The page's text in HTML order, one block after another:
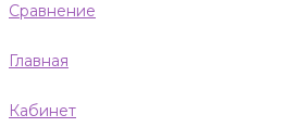
Сравнение
Главная
Кабинет